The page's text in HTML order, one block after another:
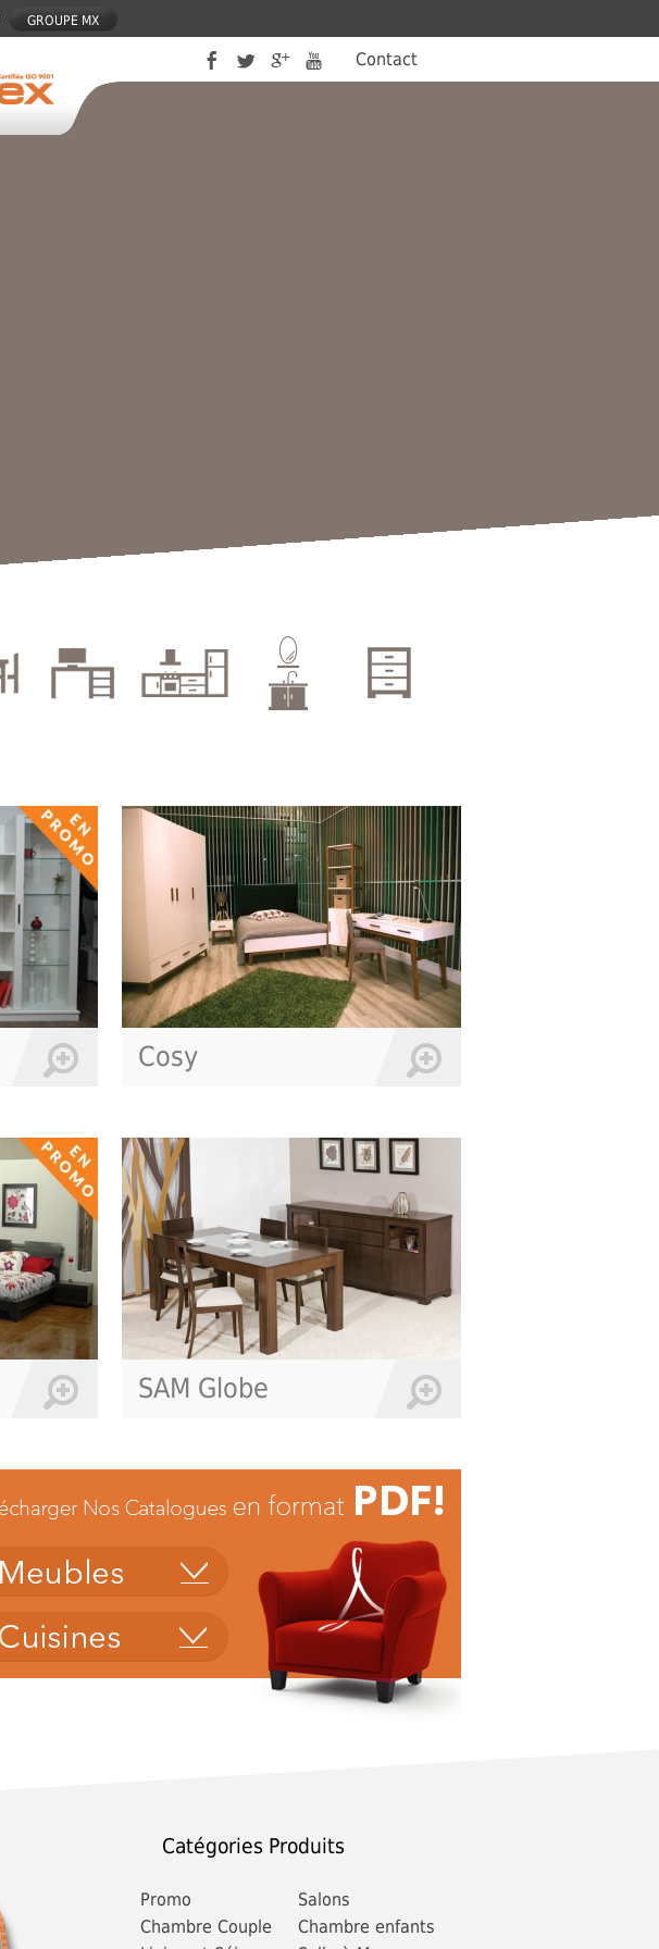
GROUPE MX
Contact
Cosy
SAM Globe
Catégories Produits
Promo
Salons
Chambre Couple
Chambre enfants